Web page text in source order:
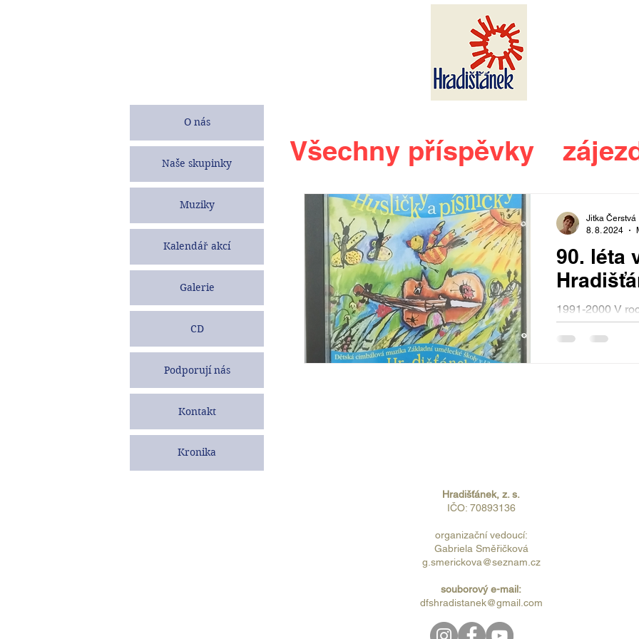
Všechny příspěvky
slavnosti vína
90. léta
1991-2000 V
publiku
Ballerup drum
Jitka Čerstvá
8. 8. 2024
O nás
Naše skupinky
Muziky
Kalendář akcí
Galerie
CD
Podporují nás
Kontakt
Kronika
Hradišťánek, z. s.
IČO: 70893136
organizační vedoucí:
Gabriela Směřičková
g.smerickova@seznam.cz
souborový e-mail:
dfshradistanek@gmail.com